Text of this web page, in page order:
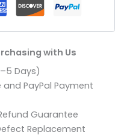
with Us
Days)
PayPal Payment
Guarantee
Replacement